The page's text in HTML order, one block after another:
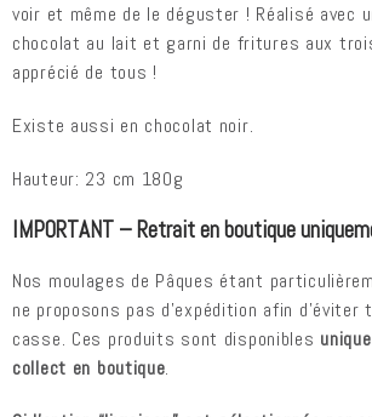
voir et même de le déguster ! Réalisé avec
chocolat au lait et garni de fritures aux
apprécié de tous !
Existe aussi en chocolat noir.
Hauteur: 23 cm 180g
IMPORTANT – Retrait en boutique
Nos moulages de Pâques étant
ne proposons pas d’expédition afin d’éviter
casse. Ces produits sont disponibles
collect en boutique.